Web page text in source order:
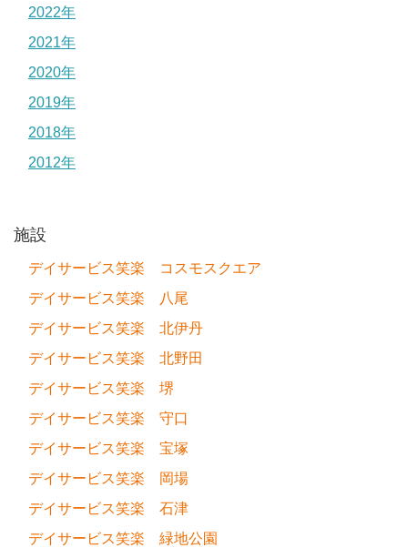
2022年
2021年
2020年
2019年
2018年
2012年
施設
デイサービス笑楽 コスモスクエア
デイサービス笑楽 八尾
デイサービス笑楽 北伊丹
デイサービス笑楽 北野田
デイサービス笑楽 堺
デイサービス笑楽 守口
デイサービス笑楽 宝塚
デイサービス笑楽 岡場
デイサービス笑楽 石津
デイサービス笑楽 緑地公園